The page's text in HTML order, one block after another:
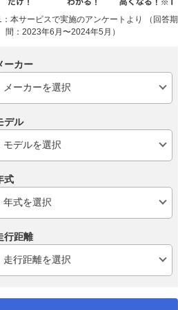
本サービスで実施のアンケートより （回答期
間：2023年6月〜2024年5月）
ーカー
デル
式
行距離